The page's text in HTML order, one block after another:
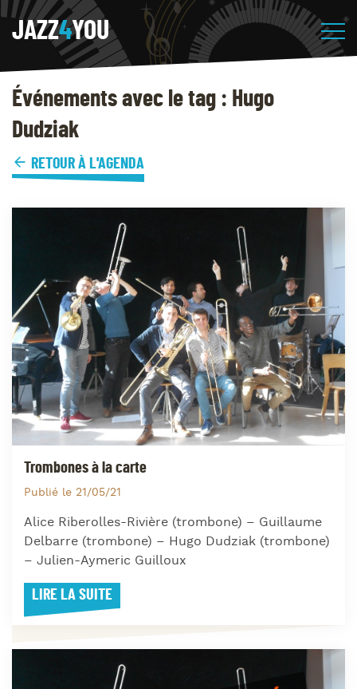
JAZZ4YOU
Événements avec le tag : Hugo
Dudziak
RETOUR À L'AGENDA
Trombones à la carte
Publié le 21/05/21
Alice Riberolles-Rivière (trombone) – Guillaume
Delbarre (trombone) – Hugo Dudziak (trombone)
– Julien-Aymeric Guilloux
LIRE LA SUITE